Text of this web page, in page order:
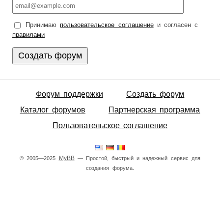
Принимаю пользовательское соглашениеи согласен с
правилами
Форум поддержки
Создать форум
Каталог форумов
Партнерская программа
Пользовательское соглашение
© 2005—2025 MyBB— Простой, быстрый и надежный сервис для
создания форума.